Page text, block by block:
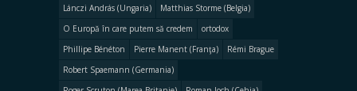
Lánczi András (Ungaria)
Matthias Storme (Belgia)
O Europă în care putem să credem
ortodox
Phillipe Bénéton
Pierre Manent (Franţa)
Rémi Brague
Robert Spaemann (Germania)